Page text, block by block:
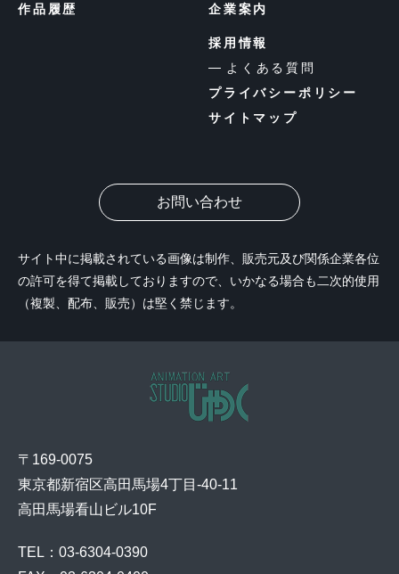
〒169-0075
東京都新宿区高田馬場4丁目-40-11
高田馬場看山ビル10F
TEL：03-6304-0390
作品履歴
企業案内
採用情報
よくある質問
プライバシーポリシー
サイトマップ
お問い合わせ
サイト中に掲載されている画像は制作、販売元及び関係企業各位
の許可を得て掲載しておりますので、いかなる場合も二次的使用
（複製、配布、販売）は堅く禁じます。